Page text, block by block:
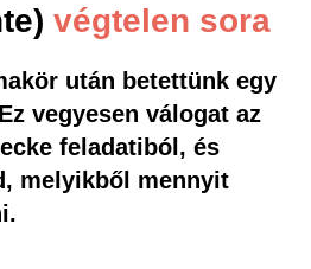
végtelen sora
után betettünk egy
vegyesen válogat az
feladatiból, és
melyikből mennyit